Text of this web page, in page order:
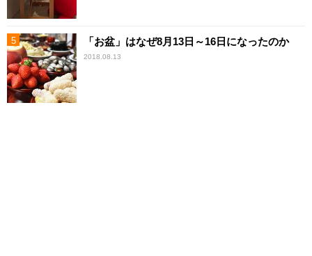
「お盆」はなぜ8月13日～16日になったのか
2018.08.13